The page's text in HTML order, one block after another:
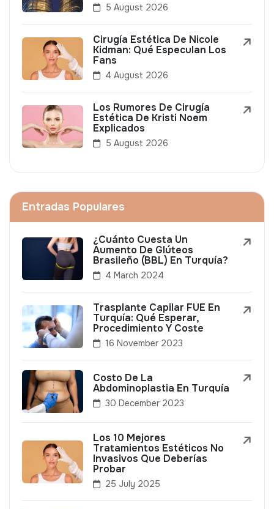
5 August 2026
Cirugía Estética De Nicole
Kidman: Qué Especulan Los
Fans
4 August 2026
Los Rumores De Cirugía
Estética De Kristi Noem
Explicados
5 August 2026
Entradas Populares
¿Cuánto Cuesta Un
Aumento De Glúteos
Brasileño (BBL) En Turquía?
4 March 2024
Trasplante Capilar FUE En
Turquía: Qué Esperar,
Procedimiento Y Coste
16 November 2023
Costo De La
Abdominoplastia En Turquía
30 December 2023
Los 10 Mejores
Tratamientos Estéticos No
Invasivos Que Deberías
Probar
25 July 2025